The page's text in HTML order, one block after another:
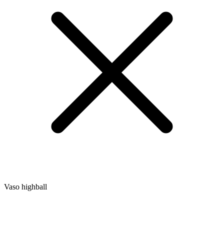
Vaso highball